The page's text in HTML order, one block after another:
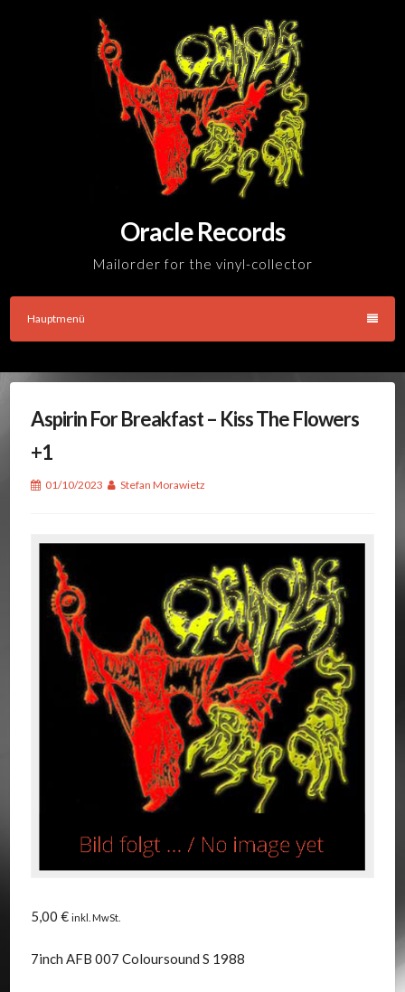
Oracle Records
Mailorder for the vinyl-collector
Hauptmenü
Aspirin For Breakfast – Kiss The Flowers
+1
01/10/2023 Stefan Morawietz
5,00 € inkl. MwSt.
7inch AFB 007 Coloursound S 1988